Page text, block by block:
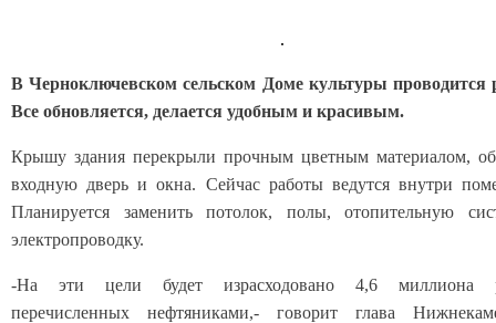
В Черноключевском сельском Доме культуры проводится
Все обновляется, делается удобным и красивым.
Крышу здания перекрыли прочным цветным материалом,
входную дверь и окна. Сейчас работы ведутся внутри
Планируется заменить потолок, полы, отопительную
электропроводку.
-На эти цели будет израсходовано 4,6 миллиона
перечисленных нефтяниками,- говорит глава